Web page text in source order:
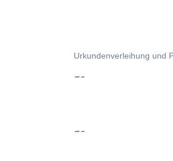
Urkundenverleihung und